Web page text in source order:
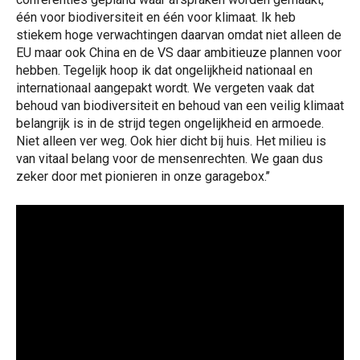
één voor biodiversiteit en één voor klimaat. Ik heb
stiekem hoge verwachtingen daarvan omdat niet alleen de
EU maar ook China en de VS daar ambitieuze plannen voor
hebben. Tegelijk hoop ik dat ongelijkheid nationaal en
internationaal aangepakt wordt. We vergeten vaak dat
behoud van biodiversiteit en behoud van een veilig klimaat
belangrijk is in de strijd tegen ongelijkheid en armoede.
Niet alleen ver weg. Ook hier dicht bij huis. Het milieu is
van vitaal belang voor de mensenrechten. We gaan dus
zeker door met pionieren in onze garagebox.’’